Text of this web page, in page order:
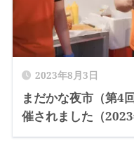
2023年8月3日
まだかな夜市（第4
催されました（2023